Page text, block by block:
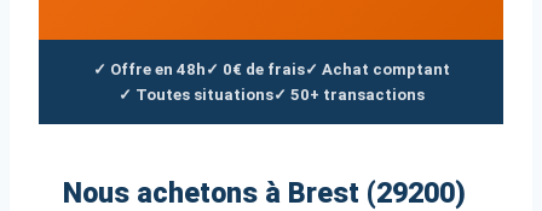
✓ Offre en 48h ✓ 0€ de frais✓ Achat comptant
✓ Toutes situations✓ 50+ transactions
Nous achetons à Brest (29200)